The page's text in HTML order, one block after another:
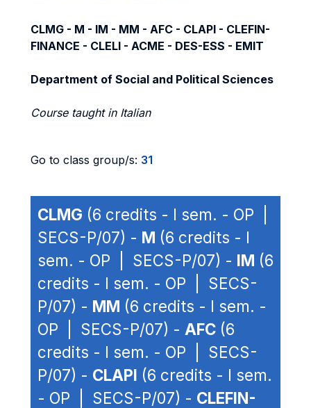
CLMG - M - IM - MM - AFC - CLAPI - CLEFIN-
FINANCE - CLELI - ACME - DES-ESS - EMIT
Department of Social and Political Sciences
Course taught in Italian
Go to class group/s: 31
CLMG (6 credits - I sem. - OP |
SECS-P/07) - M (6 credits - I
sem. - OP | SECS-P/07) - IM (6
credits - I sem. - OP | SECS-
P/07) - MM (6 credits - I sem. -
OP | SECS-P/07) - AFC (6
credits - I sem. - OP | SECS-
P/07) - CLAPI (6 credits - I sem.
- OP | SECS-P/07) - CLEFIN-